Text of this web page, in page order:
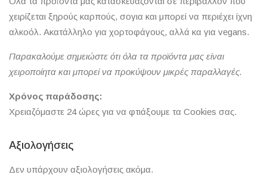
χειρίζεται ξηρούς καρπούς, σογια και μπορεί να περιέχει ίχνη
αλκοόλ. Ακατάλληλο για χορτοφάγους, αλλά κα για vegans.
Παρακαλούμε σημειώστε ότι όλα τα προϊόντα μας είναι
χειροποίητα και μπορεί να προκύψουν μικρές παραλλαγές.
Χρόνος παράδοσης:
Χρειαζόμαστε 24 ώρες για να φτιάξουμε τα Cookies σας.
Αξιολογήσεις
Δεν υπάρχουν αξιολογήσεις ακόμα.